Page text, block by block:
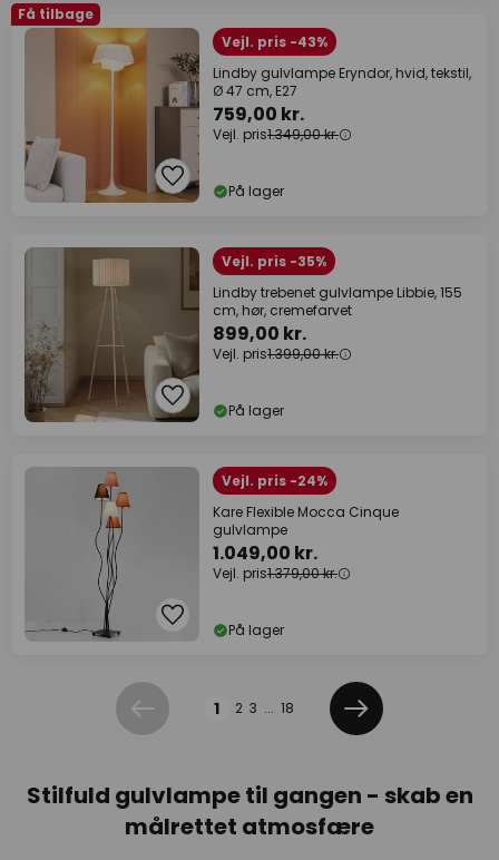
Få tilbage
Vejl. pris -43%
Lindby gulvlampe Eryndor, hvid, tekstil,
Ø 47 cm, E27
759,00 kr.
Vejl. pris1.349,00 kr.
På lager
Vejl. pris -35%
Lindby trebenet gulvlampe Libbie, 155
cm, hør, cremefarvet
899,00 kr.
Vejl. pris1.399,00 kr.
På lager
Vejl. pris -24%
Kare Flexible Mocca Cinque
gulvlampe
1.049,00 kr.
Vejl. pris1.379,00 kr.
På lager
Forrige 1 2 3 ... 18
Næste
Stilfuld gulvlampe til gangen - skab en
målrettet atmosfære